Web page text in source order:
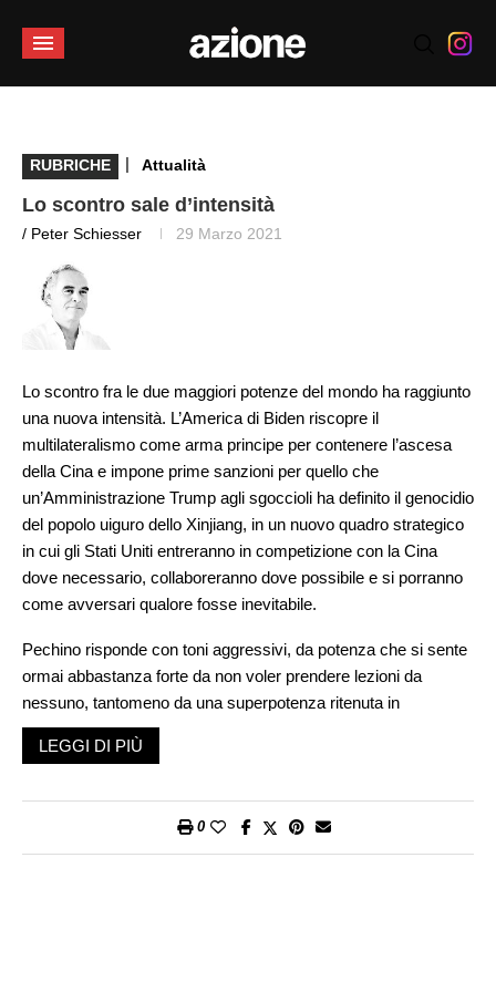
RUBRICHE | Attualità
Lo scontro sale d’intensità
/ Peter Schiesser 29 Marzo 2021
Lo scontro fra le due maggiori potenze del mondo ha raggiunto
una nuova intensità. L’America di Biden riscopre il
multilateralismo come arma principe per contenere l’ascesa
della Cina e impone prime sanzioni per quello che
un’Amministrazione Trump agli sgoccioli ha definito il genocidio
del popolo uiguro dello Xinjiang, in un nuovo quadro strategico
in cui gli Stati Uniti entreranno in competizione con la Cina
dove necessario, collaboreranno dove possibile e si porranno
come avversari qualore fosse inevitabile.
Pechino risponde con toni aggressivi, da potenza che si sente
ormai abbastanza forte da non voler prendere lezioni da
nessuno, tantomeno da una superpotenza ritenuta in
decadenza; oltre alla repressione cui sottopone lo Xinjiang, il
Tibet, gli attivisti democratici a Hong Kong, all’estensione della
aumenta massicciamente le sue forze militari e navali –
LEGGI DI PIÙ
0